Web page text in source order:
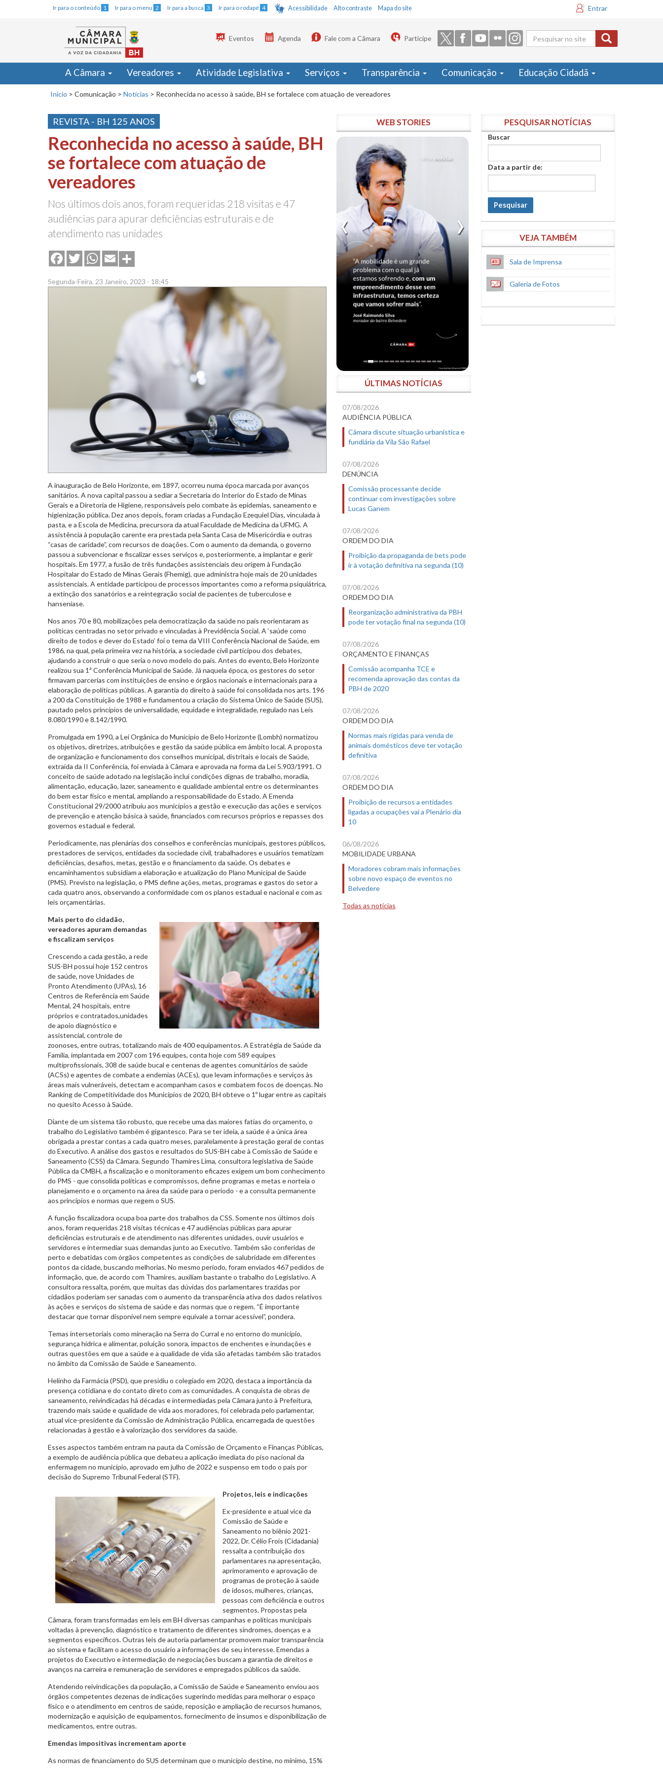
Ir para o conteúdo 1 Ir para o menu 2 Ir para a busca 3 Ir para o rodapé 4 Acessibilidade Alto contraste Mapa do site Entrar
Formulário
de busca
Eventos Agenda Fale com a Câmara Participe
A Câmara Vereadores Atividade Legislativa Serviços Transparência Comunicação Educação Cidadã
Início > Comunicação > Notícias > Reconhecida no acesso à saúde, BH se fortalece com atuação de vereadores
REVISTA - BH 125 ANOS
Reconhecida no acesso à saúde, BH
se fortalece com atuação de
vereadores
Nos últimos dois anos, foram requeridas 218 visitas e 47
audiências para apurar deficiências estruturais e de
atendimento nas unidades
FacebookTwitterWhatsApp
Email
Segunda-Feira, 23 Janeiro, 2023 - 18:45
A inauguração de Belo Horizonte, em 1897, ocorreu numa época marcada por avanços
sanitários. A nova capital passou a sediar a Secretaria do Interior do Estado de Minas
Gerais e a Diretoria de Higiene, responsáveis pelo combate às epidemias, saneamento e
higienização pública. Dez anos depois, foram criadas a Fundação Ezequiel Dias, vinculada à
pasta, e a Escola de Medicina, precursora da atual Faculdade de Medicina da UFMG. A
assistência à população carente era prestada pela Santa Casa de Misericórdia e outras
“casas de caridade”, com recursos de doações. Com o aumento da demanda, o governo
passou a subvencionar e fiscalizar esses serviços e, posteriormente, a implantar e gerir
hospitais. Em 1977, a fusão de três fundações assistenciais deu origem à Fundação
Hospitalar do Estado de Minas Gerais (Fhemig), que administra hoje mais de 20 unidades
assistenciais. A entidade participou de processos importantes como a reforma psiquiátrica,
a extinção dos sanatórios e a reintegração social de pacientes de tuberculose e
hanseníase.
Nos anos 70 e 80, mobilizações pela democratização da saúde no país reorientaram as
políticas centradas no setor privado e vinculadas à Previdência Social. A ‘saúde como
direito de todos e dever do Estado’ foi o tema da VIII Conferência Nacional de Saúde, em
1986, na qual, pela primeira vez na história, a sociedade civil participou dos debates,
ajudando a construir o que seria o novo modelo do país. Antes do evento, Belo Horizonte
realizou sua 1ª Conferência Municipal de Saúde. Já naquela época, os gestores do setor
firmavam parcerias com instituições de ensino e órgãos nacionais e internacionais para a
elaboração de políticas públicas. A garantia do direito à saúde foi consolidada nos arts. 196
a 200 da Constituição de 1988 e fundamentou a criação do Sistema Único de Saúde (SUS),
pautado pelos princípios de universalidade, equidade e integralidade, regulado nas Leis
8.080/1990 e 8.142/1990.
Promulgada em 1990, a Lei Orgânica do Município de Belo Horizonte (Lombh) normatizou
os objetivos, diretrizes, atribuições e gestão da saúde pública em âmbito local. A proposta
de organização e funcionamento dos conselhos municipal, distritais e locais de Saúde,
extraída da II Conferência, foi enviada à Câmara e aprovada na forma da Lei 5.903/1991. O
conceito de saúde adotado na legislação inclui condições dignas de trabalho, moradia,
alimentação, educação, lazer, saneamento e qualidade ambiental entre os determinantes
do bem estar físico e mental, ampliando a responsabilidade do Estado. A Emenda
Constitucional 29/2000 atribuiu aos municípios a gestão e execução das ações e serviços
de prevenção e atenção básica à saúde, financiados com recursos próprios e repasses dos
governos estadual e federal.
Periodicamente, nas plenárias dos conselhos e conferências municipais, gestores públicos,
prestadores de serviços, entidades da sociedade civil, trabalhadores e usuários tematizam
deficiências, desafios, metas, gestão e o financiamento da saúde. Os debates e
encaminhamentos subsidiam a elaboração e atualização do Plano Municipal de Saúde
(PMS). Previsto na legislação, o PMS define ações, metas, programas e gastos do setor a
cada quatro anos, observando a conformidade com os planos estadual e nacional e com as
leis orçamentárias.
Mais perto do cidadão,
vereadores apuram demandas
e fiscalizam serviços
Crescendo a cada gestão, a rede
SUS-BH possui hoje 152 centros
de saúde, nove Unidades de
Pronto Atendimento (UPAs), 16
Centros de Referência em Saúde
Mental, 24 hospitais, entre
próprios e contratados,unidades
de apoio diagnóstico e
assistencial, controle de
zoonoses, entre outras, totalizando mais de 400 equipamentos. A Estratégia de Saúde da
Família, implantada em 2007 com 196 equipes, conta hoje com 589 equipes
multiprofissionais, 308 de saúde bucal e centenas de agentes comunitários de saúde
(ACSs) e agentes de combate a endemias (ACEs), que levam informações e serviços às
áreas mais vulneráveis, detectam e acompanham casos e combatem focos de doenças. No
Ranking de Competitividade dos Municípios de 2020, BH obteve o 1º lugar entre as capitais
no quesito Acesso à Saúde.
Diante de um sistema tão robusto, que recebe uma das maiores fatias do orçamento, o
trabalho do Legislativo também é gigantesco. Para se ter ideia, a saúde é a única área
obrigada a prestar contas a cada quatro meses, paralelamente à prestação geral de contas
do Executivo. A análise dos gastos e resultados do SUS-BH cabe à Comissão de Saúde e
Saneamento (CSS) da Câmara. Segundo Thamires Lima, consultora legislativa de Saúde
Pública da CMBH, a fiscalização e o monitoramento eficazes exigem um bom conhecimento
do PMS - que consolida políticas e compromissos, define programas e metas e norteia o
planejamento e o orçamento na área da saúde para o período - e a consulta permanente
aos princípios e normas que regem o SUS.
A função fiscalizadora ocupa boa parte dos trabalhos da CSS. Somente nos últimos dois
anos, foram requeridas 218 visitas técnicas e 47 audiências públicas para apurar
deficiências estruturais e de atendimento nas diferentes unidades, ouvir usuários e
servidores e intermediar suas demandas junto ao Executivo. Também são conferidas de
perto e debatidas com órgãos competentes as condições de salubridade em diferentes
pontos da cidade, buscando melhorias. No mesmo período, foram enviados 467 pedidos de
informação, que, de acordo com Thamires, auxiliam bastante o trabalho do Legislativo. A
consultora ressalta, porém, que muitas das dúvidas dos parlamentares trazidas por
cidadãos poderiam ser sanadas com o aumento da transparência ativa dos dados relativos
às ações e serviços do sistema de saúde e das normas que o regem. “É importante
destacar que tornar disponível nem sempre equivale a tornar acessível”, pondera.
Temas intersetoriais como mineração na Serra do Curral e no entorno do município,
segurança hídrica e alimentar, poluição sonora, impactos de enchentes e inundações e
outras questões em que a saúde e a qualidade de vida são afetadas também são tratados
no âmbito da Comissão de Saúde e Saneamento.
Helinho da Farmácia (PSD), que presidiu o colegiado em 2020, destaca a importância da
presença cotidiana e do contato direto com as comunidades. A conquista de obras de
saneamento, reivindicadas há décadas e intermediadas pela Câmara junto à Prefeitura,
trazendo mais saúde e qualidade de vida aos moradores, foi celebrada pelo parlamentar,
atual vice-presidente da Comissão de Administração Pública, encarregada de questões
relacionadas à gestão e à valorização dos servidores da saúde.
Esses aspectos também entram na pauta da Comissão de Orçamento e Finanças Públicas,
a exemplo de audiência pública que debateu a aplicação imediata do piso nacional da
enfermagem no município, aprovado em julho de 2022 e suspenso em todo o país por
decisão do Supremo Tribunal Federal (STF).
Projetos, leis e indicações
Ex-presidente e atual vice da
Comissão de Saúde e
Saneamento no biênio 2021-
2022, Dr. Célio Frois (Cidadania)
ressalta a contribuição dos
parlamentares na apresentação,
aprimoramento e aprovação de
programas de proteção à saúde
de idosos, mulheres, crianças,
pessoas com deficiência e outros
segmentos. Propostas pela
Câmara, foram transformadas em leis em BH diversas campanhas e políticas municipais
voltadas à prevenção, diagnóstico e tratamento de diferentes síndromes, doenças e a
segmentos específicos. Outras leis de autoria parlamentar promovem maior transparência
ao sistema e facilitam o acesso do usuário a informações de seu interesse. Emendas a
projetos do Executivo e intermediação de negociações buscam a garantia de direitos e
avanços na carreira e remuneração de servidores e empregados públicos da saúde.
Atendendo reivindicações da população, a Comissão de Saúde e Saneamento enviou aos
órgãos competentes dezenas de indicações sugerindo medidas para melhorar o espaço
físico e o atendimento em centros de saúde, reposição e ampliação de recursos humanos,
modernização e aquisição de equipamentos, fornecimento de insumos e disponibilização de
medicamentos, entre outras.
Emendas impositivas incrementam aporte
As normas de financiamento do SUS determinam que o município destine, no mínimo, 15%
WEB STORIES
ÚLTIMAS NOTÍCIAS
07/08/2026
AUDIÊNCIA PÚBLICA
Câmara discute situação urbanística e
fundiária da Vila São Rafael
07/08/2026
DENÚNCIA
Comissão processante decide
continuar com investigações sobre
Lucas Ganem
07/08/2026
ORDEM DO DIA
Proibição da propaganda de bets pode
ir à votação definitiva na segunda (10)
07/08/2026
ORDEM DO DIA
Reorganização administrativa da PBH
pode ter votação final na segunda (10)
07/08/2026
ORÇAMENTO E FINANÇAS
Comissão acompanha TCE e
recomenda aprovação das contas da
PBH de 2020
07/08/2026
ORDEM DO DIA
Normas mais rígidas para venda de
animais domésticos deve ter votação
definitiva
07/08/2026
ORDEM DO DIA
Proibição de recursos a entidades
ligadas a ocupações vai a Plenário dia
10
06/08/2026
MOBILIDADE URBANA
Moradores cobram mais informações
sobre novo espaço de eventos no
Belvedere
Todas as notícias
PESQUISAR NOTÍCIAS
Buscar
Data a partir de:
Pesquisar
VEJA TAMBÉM
Sala de Imprensa
Galeria de Fotos